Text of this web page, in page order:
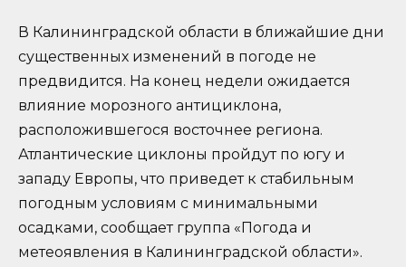
В Калининградской области в ближайшие дни
существенных изменений в погоде не
предвидится. На конец недели ожидается
влияние морозного антициклона,
расположившегося восточнее региона.
Атлантические циклоны пройдут по югу и
западу Европы, что приведет к стабильным
погодным условиям с минимальными
осадками, сообщает группа «Погода и
метеоявления в Калининградской области».